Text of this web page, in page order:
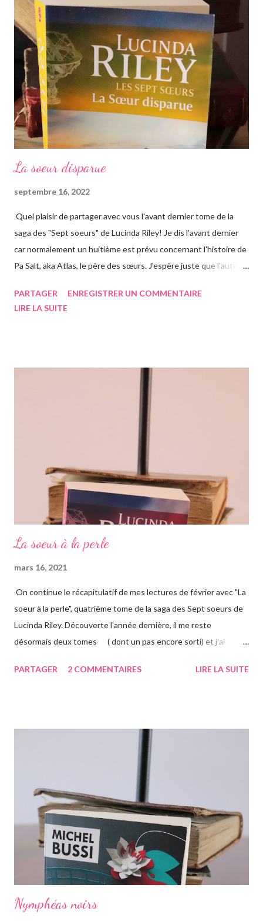
La soeur disparue
septembre 16, 2022
Quel plaisir de partager avec vous l'avant dernier tome de la
saga des "Sept soeurs" de Lucinda Riley! Je dis l'avant dernier
car normalement un huitième est prévu concernant l'histoire de
Pa Salt, aka Atlas, le père des sœurs. J'espère juste que l'auteur
Chose que j'ai d'ailleurs apprise en commençant le roman, ça m'a
rapidement, un vieil homme de plus de quatre-vingts-ans a
adopté six filles, issues de ses voyages qu'il élève à Genève en
également par Marina, appelée Ma, leur gouvernante/nounou
PARTAGER
ENREGISTRER UN COMMENTAIRE
LIRE LA SUITE
La soeur à la perle
mars 16, 2021
On continue le récapitulatif de mes lectures de février avec "La
soeur à la perle", quatrième tome de la saga des Sept soeurs de
Lucinda Riley. Découverte l'année dernière, il me reste
désormais deux tomes ( dont un pas encore sorti) et j'ai
avez pu le voir précédemment sur le blog. Cette fois-ci on suit la
campagne anglaise, elle va quant à elle partir à l'autre bout du
globe. Habituée à voyager, mais jamais seule, ce long courrier lui
d'arriver en Australie, elle fait escale plusieurs semaines en
Thaïlande, sur l'île de Krabi, où elle était déjà allée avec sa soeur.
Elle retrouve des personnes qu'elle conn...
PARTAGER 2 COMMENTAIRES LIRE LA SUITE
Nymphéas noirs